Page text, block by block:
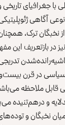
جغرافیای
نوعی آگاهی
ترک،
نیز در
در قرن
قابل ملاحظه
و درهم‌تنیده
و توده‌های